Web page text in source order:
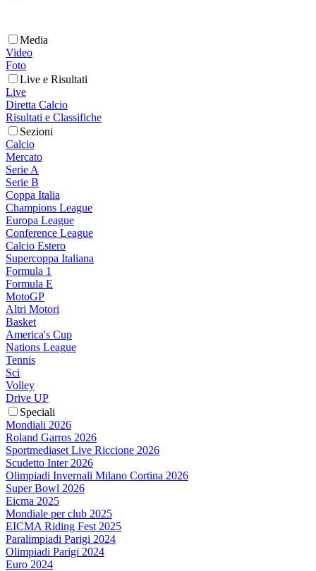
Media
Video
Foto
Live e Risultati
Live
Diretta Calcio
Risultati e Classifiche
Sezioni
Calcio
Mercato
Serie A
Serie B
Coppa Italia
Champions League
Europa League
Conference League
Calcio Estero
Supercoppa Italiana
Formula 1
Formula E
MotoGP
Altri Motori
Basket
America's Cup
Nations League
Tennis
Sci
Volley
Drive UP
Speciali
Mondiali 2026
Roland Garros 2026
Sportmediaset Live Riccione 2026
Scudetto Inter 2026
Olimpiadi Invernali Milano Cortina 2026
Super Bowl 2026
Eicma 2025
Mondiale per club 2025
EICMA Riding Fest 2025
Paralimpiadi Parigi 2024
Olimpiadi Parigi 2024
Euro 2024